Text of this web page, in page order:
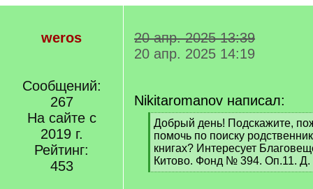
weros
Сообщений:
267
На сайте с
2019 г.
Рейтинг:
453
20 апр. 2025 13:39
20 апр. 2025 14:19
Nikitaromanov написал:
[
q
]
Добрый день! Подскажите,
помочь по поиску
книгах? Интересует
Китово. Фонд № 394. Оп.11. Д.
[